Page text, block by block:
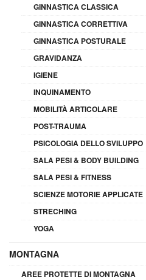
GINNASTICA CLASSICA
GINNASTICA CORRETTIVA
GINNASTICA POSTURALE
GRAVIDANZA
IGIENE
INQUINAMENTO
MOBILITÀ ARTICOLARE
POST-TRAUMA
PSICOLOGIA DELLO SVILUPPO
SALA PESI & BODY BUILDING
SALA PESI & FITNESS
SCIENZE MOTORIE APPLICATE
STRECHING
YOGA
MONTAGNA
AREE PROTETTE DI MONTAGNA